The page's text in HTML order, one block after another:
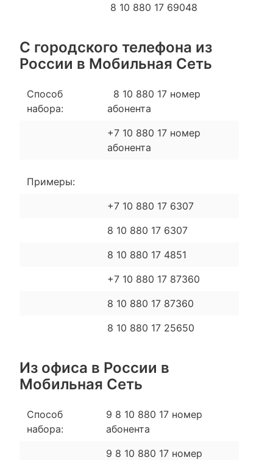
8 10 880 17 69048
С городского телефона из
России в Мобильная Сеть
Способ
набора:
8 10 880 17 номер
абонента
+7 10 880 17 номер
абонента
Примеры:
+7 10 880 17 6307
8 10 880 17 6307
8 10 880 17 4851
+7 10 880 17 87360
8 10 880 17 87360
8 10 880 17 25650
Из офиса в России в
Мобильная Сеть
Способ
набора:
9 8 10 880 17 номер
абонента
9 8 10 880 17 номер